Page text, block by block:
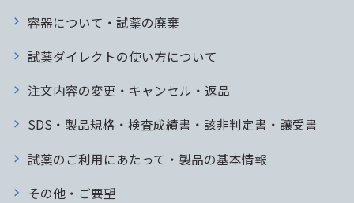
容器について・試薬の廃棄
試薬ダイレクトの使い方について
注文内容の変更・キャンセル・返品
SDS・製品規格・検査成績書・該非判定書・譲受書
試薬のご利用にあたって・製品の基本情報
その他・ご要望